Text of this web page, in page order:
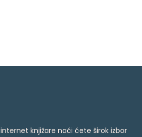
knjižare naći ćete širok izbor